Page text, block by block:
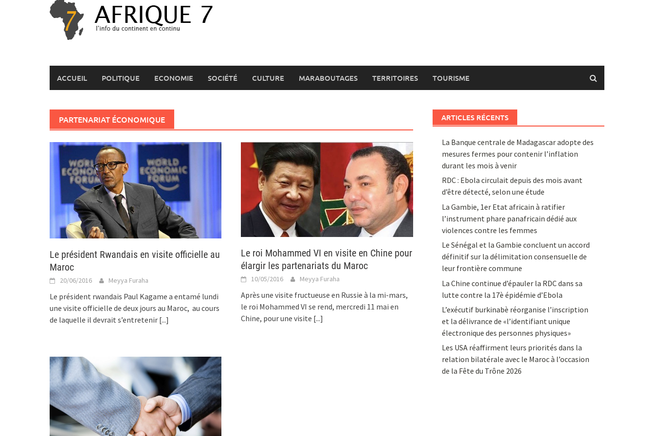
ACCUEIL POLITIQUE ECONOMIE SOCIÉTÉ CULTURE MARABOUTAGES TERRITOIRES TOURISME
PARTENARIAT ÉCONOMIQUE
Le président Rwandais en visite officielle au
Maroc
20/06/2016 Meyya Furaha
Le président rwandais Paul Kagame a entamé lundi
une visite officielle de deux jours au Maroc, au cours
de laquelle il devrait s’entretenir [...]
Le roi Mohammed VI en visite en Chine pour
élargir les partenariats du Maroc
10/05/2016 Meyya Furaha
Après une visite fructueuse en Russie à la mi-mars,
le roi Mohammed VI se rend, mercredi 11 mai en
Chine, pour une visite [...]
ARTICLES RÉCENTS
La Banque centrale de Madagascar adopte des
mesures fermes pour contenir l’inflation
durant les mois à venir
RDC : Ebola circulait depuis des mois avant
d’être détecté, selon une étude
La Gambie, 1er Etat africain à ratifier
l’instrument phare panafricain dédié aux
violences contre les femmes
Le Sénégal et la Gambie concluent un accord
définitif sur la délimitation consensuelle de
leur frontière commune
La Chine continue d’épauler la RDC dans sa
lutte contre la 17è épidémie d’Ebola
L’exécutif burkinabè réorganise l’inscription
et la délivrance de «l’identifiant unique
électronique des personnes physiques»
Les USA réaffirment leurs priorités dans la
relation bilatérale avec le Maroc à l’occasion
de la Fête du Trône 2026